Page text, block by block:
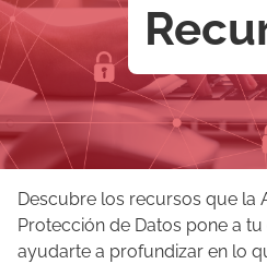
Descubre los recursos que la
Protección de Datos pone a
ayudarte a profundizar en lo